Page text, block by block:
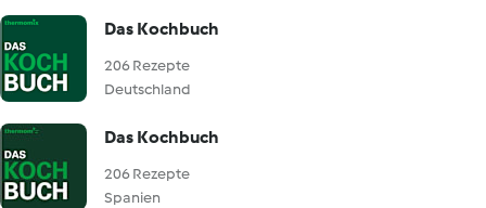
Das Kochbuch
206 Rezepte
Deutschland
Das Kochbuch
206 Rezepte
Spanien